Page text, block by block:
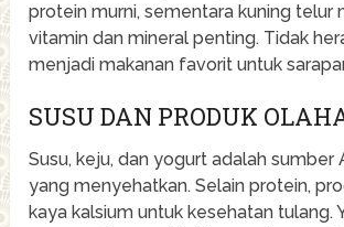
protein murni, sementara kuning telur
vitamin dan mineral penting. Tidak
menjadi makanan favorit untuk
SUSU DAN PRODUK
Susu, keju, dan yogurt adalah sumber
yang menyehatkan. Selain protein,
kaya kalsium untuk kesehatan tulang.